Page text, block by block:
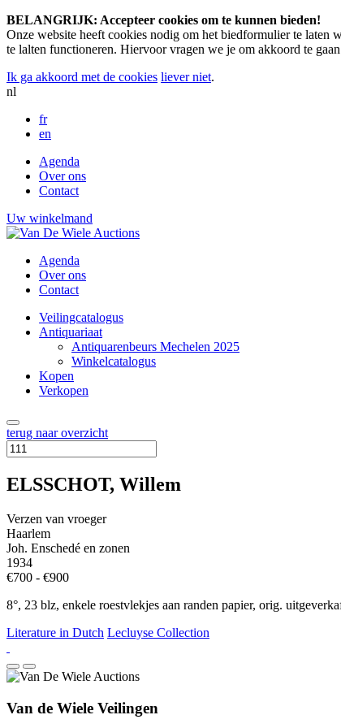
BELANGRIJK: Accepteer cookies om te kunnen bieden!
Onze website heeft cookies nodig om het biedformulier te laten
te lalten functioneren. Hiervoor vragen we je om akkoord te
Ik ga akkoord met de cookies liever niet.
nl
fr
en
Agenda
Over ons
Contact
Uw winkelmand
Agenda
Over ons
Contact
Veilingcatalogus
Antiquariaat
Antiquarenbeurs Mechelen 2025
Winkelcatalogus
Kopen
Verkopen
terug naar overzicht
ELSSCHOT, Willem
Verzen van vroeger
Haarlem
Joh. Enschedé en zonen
1934
€700 - €900
8°, 23 blz, enkele roestvlekjes aan randen papier, orig.
Literature in Dutch Lecluyse Collection
Van de Wiele Veilingen